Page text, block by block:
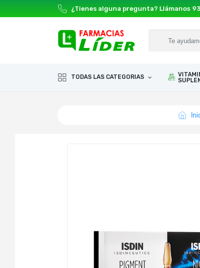
¿Tienes alguna pregunta? Llámanos
TODAS LAS CATEGORIAS